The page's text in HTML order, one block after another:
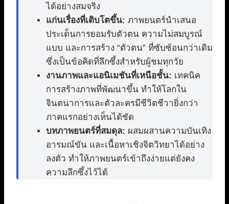
ได้อย่างสมจริง
แก่นเรื่องที่เติบโตขึ้น: ภาพยนตร์นำเสนอ
ประเด็นการยอมรับตัวตน ความไม่สมบูรณ์
แบบ และการสร้าง “ตัวตน” ที่ซับซ้อนกว่าเดิม
ซึ่งเป็นข้อคิดที่ลึกซึ้งสำหรับผู้ชมทุกวัย
งานภาพและแอนิเมชันที่เหนือชั้น: เทคนิค
การสร้างภาพที่พัฒนาขึ้น ทำให้โลกใน
จินตนาการและตัวละครมีชีวิตชีวายิ่งกว่า
ภาคแรกอย่างเห็นได้ชัด
บทภาพยนตร์ที่สมดุล: ผสมผสานความบันเทิง
อารมณ์ขัน และเนื้อหาเชิงจิตวิทยาได้อย่าง
ลงตัว ทำให้ภาพยนตร์เข้าถึงง่ายแต่ยังคง
ความลึกซึ้งไว้ได้